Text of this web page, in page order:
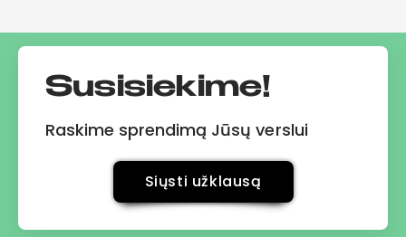
Susisiekime!
Raskime sprendimą Jūsų verslui
Siųsti užklausą